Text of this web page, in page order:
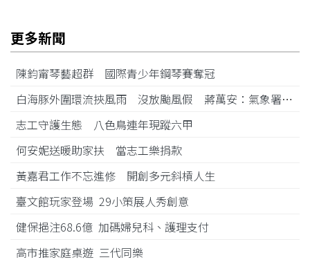
更多新聞
陳鈞甯琴藝超群 國際青少年鋼琴賽奪冠
白海豚外圍環流挾風雨 沒放颱風假 蔣萬安：氣象署沒發陸警
志工守護生態 八色鳥連年現蹤六甲
何安妮送暖助家扶 當志工樂捐款
黃嘉君工作不忘進修 開創多元斜槓人生
臺文館玩家登場 29小策展人秀創意
健保挹注68.6億 加碼婦兒科、護理支付
高市推家庭桌遊 三代同樂